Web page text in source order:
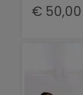
€ 50,00